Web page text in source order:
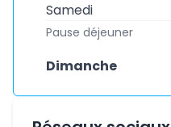
Samedi
Pause déjeuner
Dimanche